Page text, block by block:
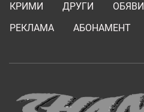
КРИМИ
ДРУГИ ОБЯВИ
РЕКЛАМА
АБОНАМЕНТ